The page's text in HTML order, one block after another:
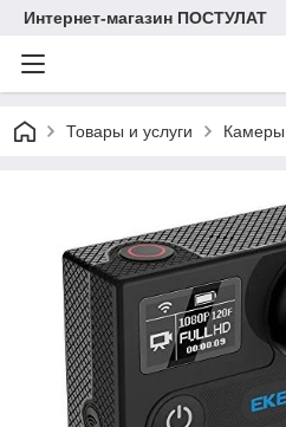
Интернет-магазин ПОСТУЛАТ
Товары и услуги Камеры